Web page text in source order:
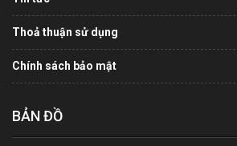
Thoả thuận sử dụng
Chính sách bảo mật
BẢN ĐỒ